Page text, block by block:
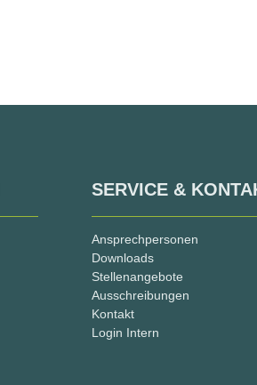
SERVICE &
Ansprechpersonen
Downloads
Stellenangebote
Ausschreibungen
Kontakt
Login Intern